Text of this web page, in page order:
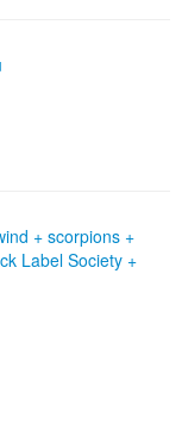
+ scorpions +
Label Society +